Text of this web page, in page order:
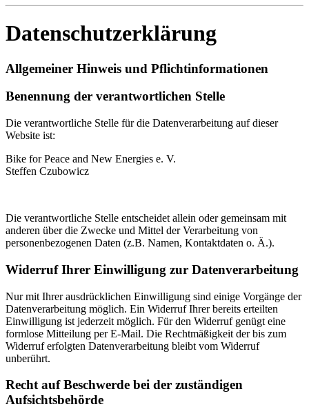
Datenschutzerklärung
Allgemeiner Hinweis und Pflichtinformationen
Benennung der verantwortlichen Stelle
Die verantwortliche Stelle für die Datenverarbeitung auf dieser
Website ist:
Bike for Peace and New Energies e. V.
Steffen Czubowicz
Die verantwortliche Stelle entscheidet allein oder gemeinsam mit
anderen über die Zwecke und Mittel der Verarbeitung von
personenbezogenen Daten (z.B. Namen, Kontaktdaten o. Ä.).
Widerruf Ihrer Einwilligung zur Datenverarbeitung
Nur mit Ihrer ausdrücklichen Einwilligung sind einige Vorgänge der
Datenverarbeitung möglich. Ein Widerruf Ihrer bereits erteilten
Einwilligung ist jederzeit möglich. Für den Widerruf genügt eine
formlose Mitteilung per E-Mail. Die Rechtmäßigkeit der bis zum
Widerruf erfolgten Datenverarbeitung bleibt vom Widerruf
unberührt.
Recht auf Beschwerde bei der zuständigen
Aufsichtsbehörde